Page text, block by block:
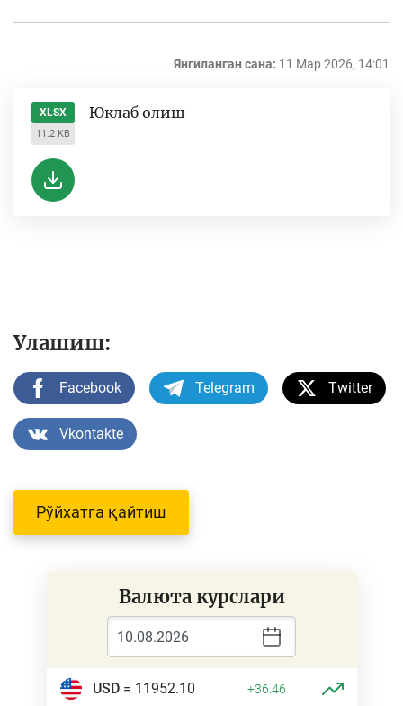
Янгиланган сана: 11 Мар 2026, 14:01
XLSX
11.2 KB
Юклаб олиш
Улашиш:
Facebook Telegram Twitter
Vkontakte
Рўйхатга қайтиш
Валюта курслари
USD= 11952.10 +36.46